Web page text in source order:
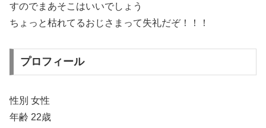
すのでまあそこはいいでしょう
ちょっと枯れてるおじさまって失礼だぞ！！！
プロフィール
性別 女性
年齢 22歳